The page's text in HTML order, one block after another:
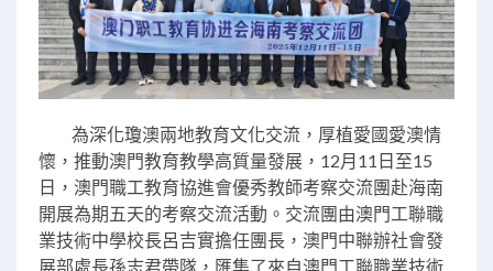
為深化瓊澳兩地教育文化交流，厚植愛國愛澳情
懷，推動澳門教育教學高質量發展，12月11日至15
日，澳門職工教育協進會優秀教師考察交流團赴海南
開展為期五天的考察交流活動。交流團由澳門工聯職
業技術中學校長呂吉實擔任團長，澳門中聯辦社會發
展部處長孫志君帶隊，匯集了來自澳門工聯職業技術